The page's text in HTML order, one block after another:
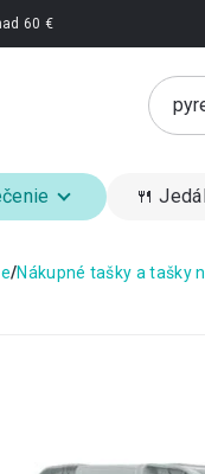
60 €
🍴
/Nákupné tašky a tašky